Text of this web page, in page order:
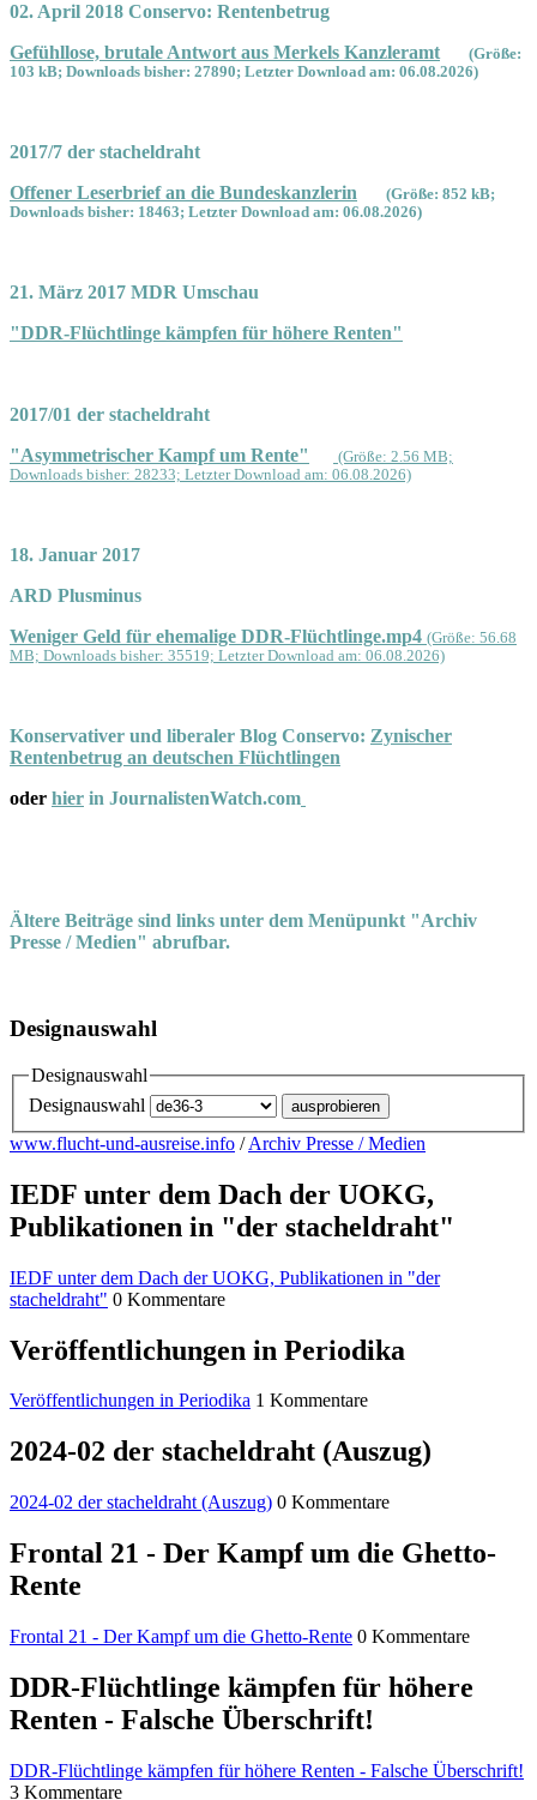
02. April 2018 Conservo: Rentenbetrug
Gefühllose, brutale Antwort aus Merkels Kanzleramt
(Größe:
103 kB; Downloads bisher: 27890; Letzter Download am: 06.08.2026)
2017/7 der stacheldraht
Offener Leserbrief an die Bundeskanzlerin
(Größe: 852 kB;
Downloads bisher: 18463; Letzter Download am: 06.08.2026)
21. März 2017 MDR Umschau
"DDR-Flüchtlinge kämpfen für höhere Renten"
2017/01 der stacheldraht
"Asymmetrischer Kampf um Rente"
(Größe: 2.56 MB;
Downloads bisher: 28233; Letzter Download am: 06.08.2026)
18. Januar 2017
ARD Plusminus
Weniger Geld für ehemalige DDR-Flüchtlinge.mp4 (Größe: 56.68
MB; Downloads bisher: 35519; Letzter Download am: 06.08.2026)
Konservativer und liberaler Blog Conservo: Zynischer
Rentenbetrug an deutschen Flüchtlingen
oder hier in JournalistenWatch.com
Ältere Beiträge sind links unter dem Menüpunkt "Archiv
Presse / Medien" abrufbar.
Designauswahl
Designauswahl
Designauswahl
www.flucht-und-ausreise.info /Archiv Presse / Medien
IEDF unter dem Dach der UOKG,
Publikationen in "der stacheldraht"
IEDF unter dem Dach der UOKG, Publikationen in "der
stacheldraht" 0 Kommentare
Veröffentlichungen in Periodika
Veröffentlichungen in Periodika 1 Kommentare
2024-02 der stacheldraht (Auszug)
2024-02 der stacheldraht (Auszug) 0 Kommentare
Frontal 21 - Der Kampf um die Ghetto-
Rente
Frontal 21 - Der Kampf um die Ghetto-Rente 0 Kommentare
DDR-Flüchtlinge kämpfen für höhere
Renten - Falsche Überschrift!
DDR-Flüchtlinge kämpfen für höhere Renten - Falsche Überschrift!
3 Kommentare